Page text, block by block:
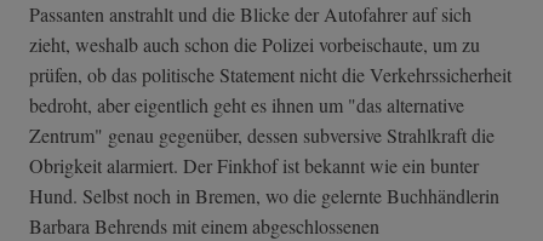
Passanten anstrahlt und die Blicke der Autofahrer auf sich
zieht, weshalb auch schon die Polizei vorbeischaute, um zu
prüfen, ob das politische Statement nicht die Verkehrssicherheit
bedroht, aber eigentlich geht es ihnen um "das alternative
Zentrum" genau gegenüber, dessen subversive Strahlkraft die
Obrigkeit alarmiert. Der Finkhof ist bekannt wie ein bunter
Hund. Selbst noch in Bremen, wo die gelernte Buchhändlerin
Barbara Behrends mit einem abgeschlossenen